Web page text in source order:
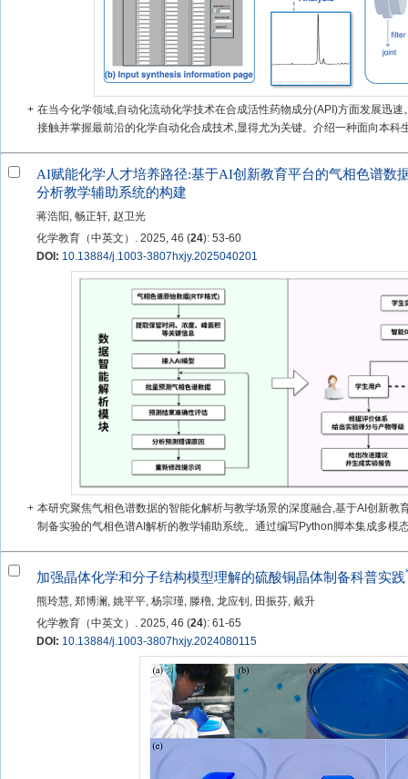
+ 在当今化学领域,自动化流动化学技术在合成活性药物成分(API)方面发展迅
接触并掌握最前沿的化学自动化合成技术,显得尤为关键。介绍一种面向本科
AI赋能化学人才培养路径:基于AI创新教育平台的气相色谱数
分析教学辅助系统的构建
蒋浩阳, 畅正轩, 赵卫光
化学教育（中英文）. 2025, 46 (24): 53-60
DOI: 10.13884/j.1003-3807hxjy.2025040201
+ 本研究聚焦气相色谱数据的智能化解析与教学场景的深度融合,基于AI创新教
制备实验的气相色谱AI解析的教学辅助系统。通过编写Python脚本集成多模
加强晶体化学和分子结构模型理解的硫酸铜晶体制备科普实践
熊玲慧, 郑博澜, 姚平平, 杨宗瑾, 滕穞, 龙应钊, 田振芬, 戴升
化学教育（中英文）. 2025, 46 (24): 61-65
DOI: 10.13884/j.1003-3807hxjy.2024080115